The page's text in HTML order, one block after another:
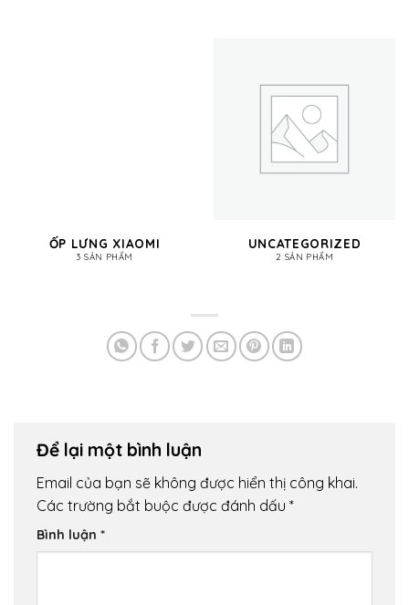
ỐP LƯNG XIAOMI
3 SẢN PHẨM
UNCATEGORIZED
2 SẢN PHẨM
Để lại một bình luận
Email của bạn sẽ không được hiển thị công khai.
Các trường bắt buộc được đánh dấu *
Bình luận *